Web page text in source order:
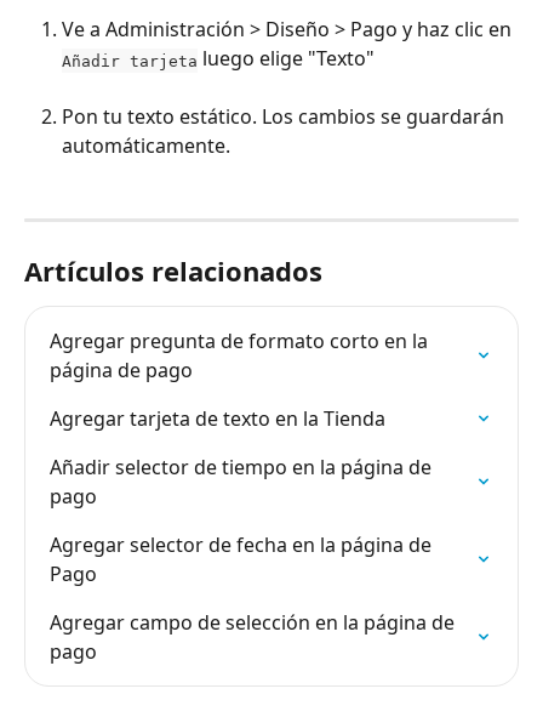
Ve a Administración > Diseño > Pago y haz clic en
Añadir tarjeta luego elige "Texto"
Pon tu texto estático. Los cambios se guardarán
automáticamente.
Artículos relacionados
Agregar pregunta de formato corto en la
página de pago
Agregar tarjeta de texto en la Tienda
Añadir selector de tiempo en la página de
pago
Agregar selector de fecha en la página de
Pago
Agregar campo de selección en la página de
pago